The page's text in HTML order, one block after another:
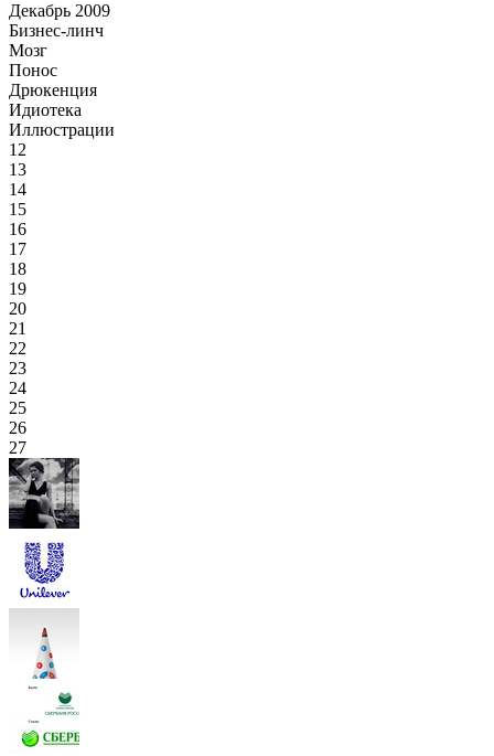
Декабрь 2009
Бизнес-линч
Мозг
Понос
Дрюкенция
Идиотека
Иллюстрации
12
13
14
15
16
17
18
19
20
21
22
23
24
25
26
27